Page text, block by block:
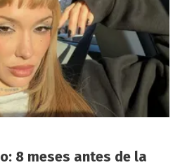
8 meses antes de la